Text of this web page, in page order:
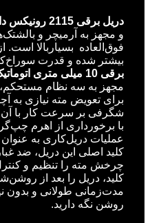
دریل برقی 2115 رونیکس دارای موتور قدرتمند 420 وات
و مجهز به آرمیچر و
فوق‌العاده بسیاربالا
بیشتر شده و قدرت
برقی 10 میلی متری اتوماتیک 420 وات 4200 دور،
برای تعویض مته نیازی به
شگرفی بر سرعت کار با آن
با برخورداری از اهرم
عملیات دریل‌کاری به
کلید اصلی این دریل، ضد
چرخش مته را تنظیم و
کلید، دریل را بعد از
مدت‌زمانی طولانی و بدون
روشن نگه دارید.